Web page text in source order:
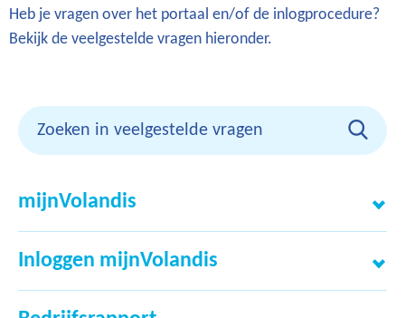
Heb je vragen over het portaal en/of de inlogprocedure?
Bekijk de veelgestelde vragen hieronder.
mijnVolandis
Wat kan ik in mijnVolandis vinden?
Inloggen mijnVolandis